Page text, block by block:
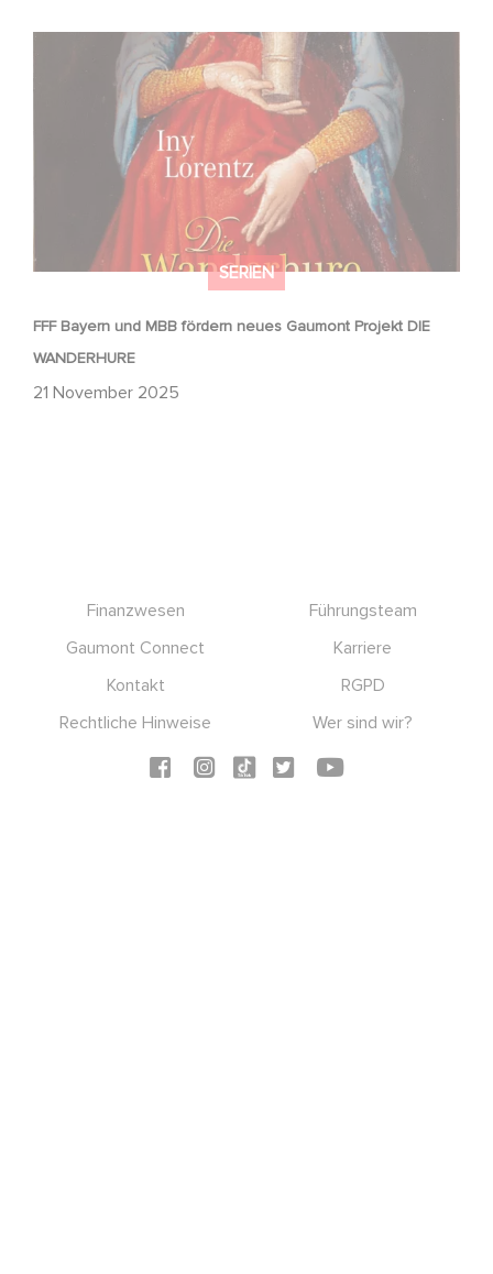
SERIEN
FFF Bayern und MBB fördern neues Gaumont Projekt DIE
WANDERHURE
21 November 2025
FFF Bayern und MBB fördern neues Gaumont Projekt DIE
WANDERHURE
Finanzwesen
Führungsteam
Gaumont Connect
Karriere
Kontakt
RGPD
Rechtliche Hinweise
Wer sind wir?
Social icons